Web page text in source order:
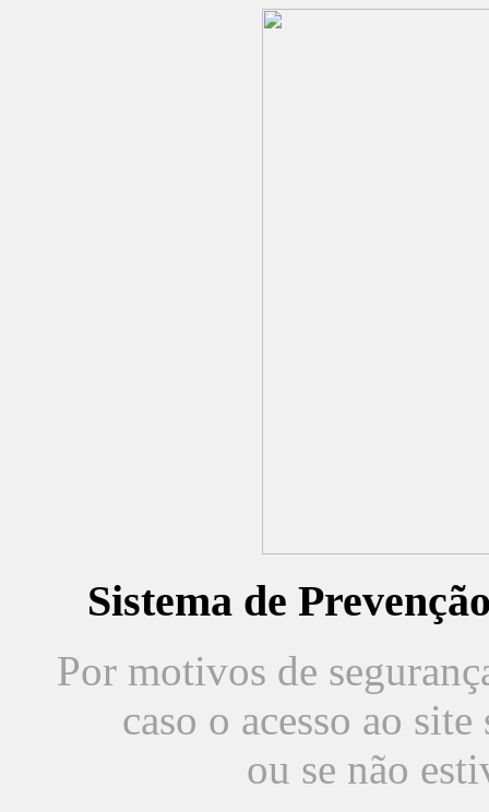
Sistema de
Por motivos de
caso o acesso ao
ou se não